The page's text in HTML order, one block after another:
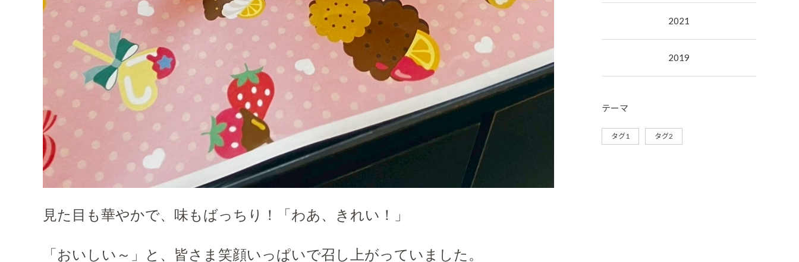
見た目も華やかで、味もばっちり！「わあ、きれい！」
「おいしい～」と、皆さま笑顔いっぱいで召し上がってい ました。
2021
2019
テーマ
タグ1 タグ2